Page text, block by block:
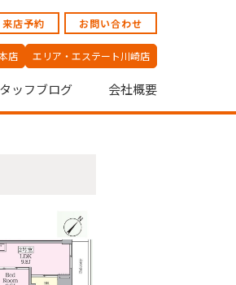
来店予約 お問い合わせ
店 エリア・エステート川崎店
ッフブログ 会社概要